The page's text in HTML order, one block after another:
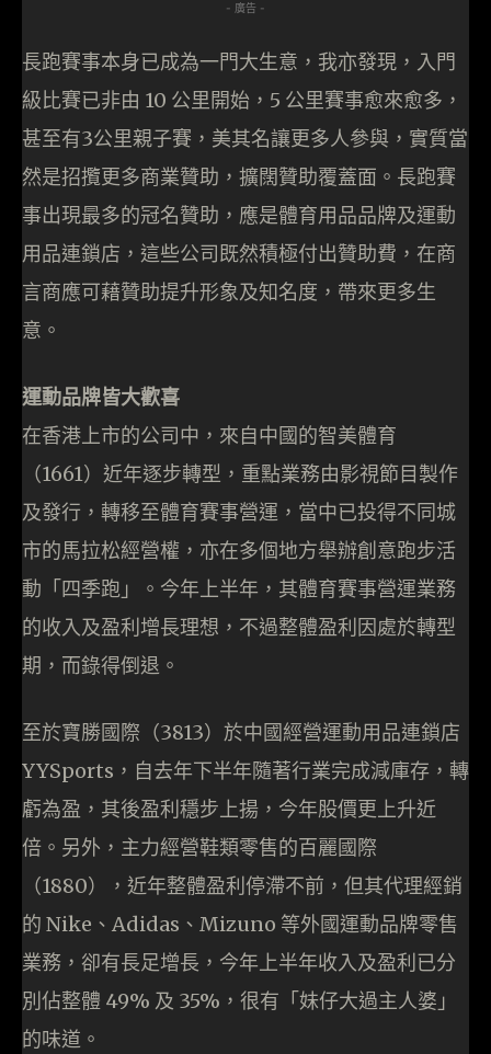
- 廣告 -
長跑賽事本身已成為一門大生意，我亦發現，入門
級比賽已非由 10 公里開始，5 公里賽事愈來愈多，
甚至有3公里親子賽，美其名讓更多人參與，實質當
然是招攬更多商業贊助，擴闊贊助覆蓋面。長跑賽
事出現最多的冠名贊助，應是體育用品品牌及運動
用品連鎖店，這些公司既然積極付出贊助費，在商
言商應可藉贊助提升形象及知名度，帶來更多生
意。
運動品牌皆大歡喜
在香港上市的公司中，來自中國的智美體育
（1661）近年逐步轉型，重點業務由影視節目製作
及發行，轉移至體育賽事營運，當中已投得不同城
市的馬拉松經營權，亦在多個地方舉辦創意跑步活
動「四季跑」。今年上半年，其體育賽事營運業務
的收入及盈利增長理想，不過整體盈利因處於轉型
期，而錄得倒退。
至於寶勝國際（3813）於中國經營運動用品連鎖店
YYSports，自去年下半年隨著行業完成減庫存，轉
虧為盈，其後盈利穩步上揚，今年股價更上升近
倍。另外，主力經營鞋類零售的百麗國際
（1880），近年整體盈利停滯不前，但其代理經銷
的 Nike、Adidas、Mizuno 等外國運動品牌零售
業務，卻有長足增長，今年上半年收入及盈利已分
別佔整體 49% 及 35%，很有「妹仔大過主人婆」
的味道。